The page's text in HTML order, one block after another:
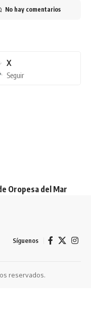
No hay comentarios
X
Seguir
Oropesa del Mar
Síguenos
reservados.